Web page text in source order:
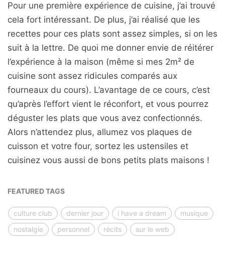
Pour une première expérience de cuisine, j’ai trouvé
cela fort intéressant. De plus, j’ai réalisé que les
recettes pour ces plats sont assez simples, si on les
suit à la lettre. De quoi me donner envie de réitérer
l’expérience à la maison (même si mes 2m² de
cuisine sont assez ridicules comparés aux
fourneaux du cours). L’avantage de ce cours, c’est
qu’après l’effort vient le réconfort, et vous pourrez
déguster les plats que vous avez confectionnés.
Alors n’attendez plus, allumez vos plaques de
cuisson et votre four, sortez les ustensiles et
cuisinez vous aussi de bons petits plats maisons !
FEATURED TAGS
culture club dernier jour i have a dream
musique
nostalgie
personnel récits sur le web